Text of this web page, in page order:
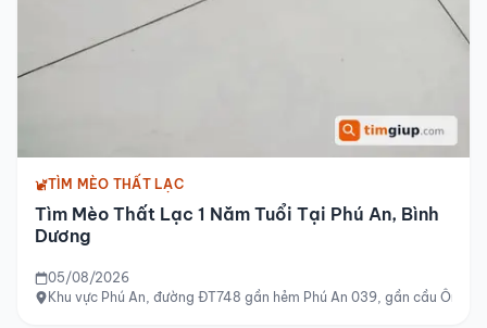
TÌM MÈO THẤT LẠC
Tìm Mèo Thất Lạc 1 Năm Tuổi Tại Phú An, Bình
Dương
05/08/2026
Khu vực Phú An, đường ĐT748 gần hẻm Phú An 039, gần cầu Ông